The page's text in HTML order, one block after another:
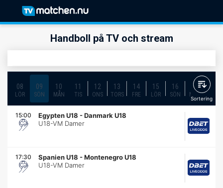
Handboll på TV och stream
08
LÖR
09
SÖN
10
MÅN
11
TIS
12
ONS
13
TORS
14
FRE
15
LÖR
16
SÖN
17
MÅN
Sortering
15:00 Egypten U18 -Danmark U18
U18-VM Damer
17:30 Spanien U18 -Montenegro U18
U18-VM Damer